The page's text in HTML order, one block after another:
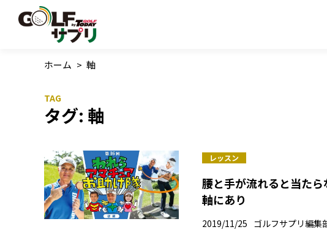
ホーム > 軸
タグ: 軸
レッスン
腰と手が流れると当た
軸にあり
2019/11/25 ゴルフサプリ編集